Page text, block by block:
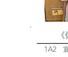
1A2